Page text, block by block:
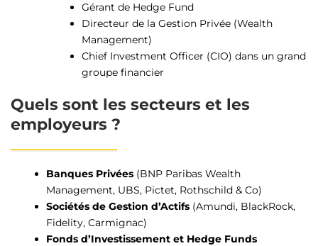
Gérant de Hedge Fund
Directeur de la Gestion Privée (Wealth
Management)
Chief Investment Officer (CIO) dans un grand
groupe financier
Quels sont les secteurs et les
employeurs ?
Banques Privées (BNP Paribas Wealth
Management, UBS, Pictet, Rothschild & Co)
Sociétés de Gestion d’Actifs (Amundi, BlackRock,
Fidelity, Carmignac)
Fonds d’Investissement et Hedge Funds